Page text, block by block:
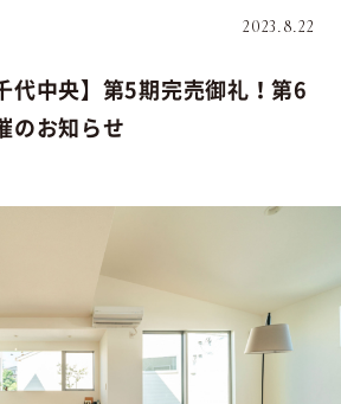
2023.8.22
代中央】第5期完売御礼！第6
のお知らせ